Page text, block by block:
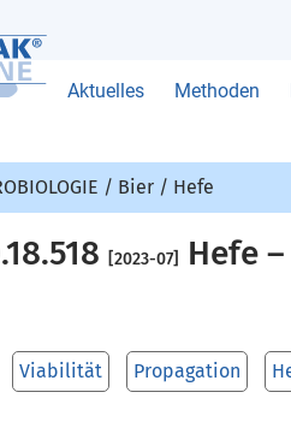
Aktuelles Methoden
/ Bier / Hefe
[2023-07] Hefe
Viabilität Propagation